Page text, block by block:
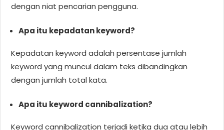
dengan niat pencarian pengguna.
Apa itu kepadatan keyword?
Kepadatan keyword adalah persentase jumlah
keyword yang muncul dalam teks dibandingkan
dengan jumlah total kata.
Apa itu keyword cannibalization?
Keyword cannibalization terjadi ketika dua atau lebih